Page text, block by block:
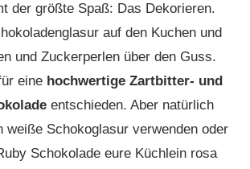
der größte Spaß: Das Dekorieren.
auf den Kuchen und
und Zuckerperlen über den Guss.
eine hochwertige Zartbitter- und
entschieden. Aber natürlich
weiße Schokoglasur verwenden oder
Schokolade eure Küchlein rosa